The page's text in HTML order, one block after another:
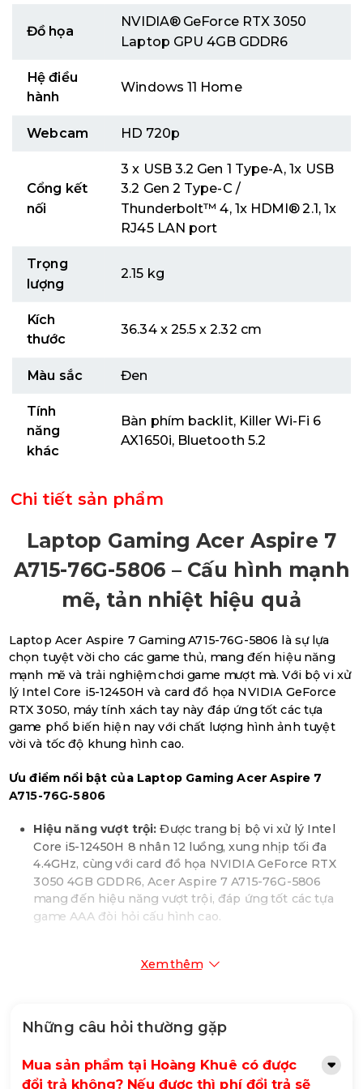
Đồ họa
NVIDIA® GeForce RTX 3050
Laptop GPU 4GB GDDR6
Hệ điều
hành
Windows 11 Home
Webcam HD 720p
Cổng kết
nối
3 x USB 3.2 Gen 1 Type-A, 1x USB
3.2 Gen 2 Type-C /
Thunderbolt™ 4, 1x HDMI® 2.1, 1x
RJ45 LAN port
Trọng
lượng
2.15 kg
Kích
thước
36.34 x 25.5 x 2.32 cm
Màu sắc Đen
Tính
năng
khác
Bàn phím backlit, Killer Wi-Fi 6
AX1650i, Bluetooth 5.2
Chi tiết sản phẩm
Laptop Gaming Acer Aspire 7
A715-76G-5806 – Cấu hình mạnh
mẽ, tản nhiệt hiệu quả
Laptop Acer Aspire 7 Gaming A715-76G-5806 là sự lựa
chọn tuyệt vời cho các game thủ, mang đến hiệu năng
mạnh mẽ và trải nghiệm chơi game mượt mà. Với bộ vi xử
lý Intel Core i5-12450H và card đồ họa NVIDIA GeForce
RTX 3050, máy tính xách tay này đáp ứng tốt các tựa
game phổ biến hiện nay với chất lượng hình ảnh tuyệt
vời và tốc độ khung hình cao.
Ưu điểm nổi bật của Laptop Gaming Acer Aspire 7
A715-76G-5806
Hiệu năng vượt trội: Được trang bị bộ vi xử lý Intel
Core i5-12450H 8 nhân 12 luồng, xung nhịp tối đa
4.4GHz, cùng với card đồ họa NVIDIA GeForce RTX
3050 4GB GDDR6, Acer Aspire 7 A715-76G-5806
mang đến hiệu năng vượt trội, đáp ứng tốt các tựa
game AAA đòi hỏi cấu hình cao.
với độ phân giải Full HD (1920×1080) và tần số quét
chi tiết nào trong trò chơi.
DDR4, máy tính xách tay này có khả năng xử lý đa
Xem thêm
Những câu hỏi thường gặp
Mua sản phẩm tại Hoàng Khuê có được
đổi trả không? Nếu được thì phí đổi trả sẽ